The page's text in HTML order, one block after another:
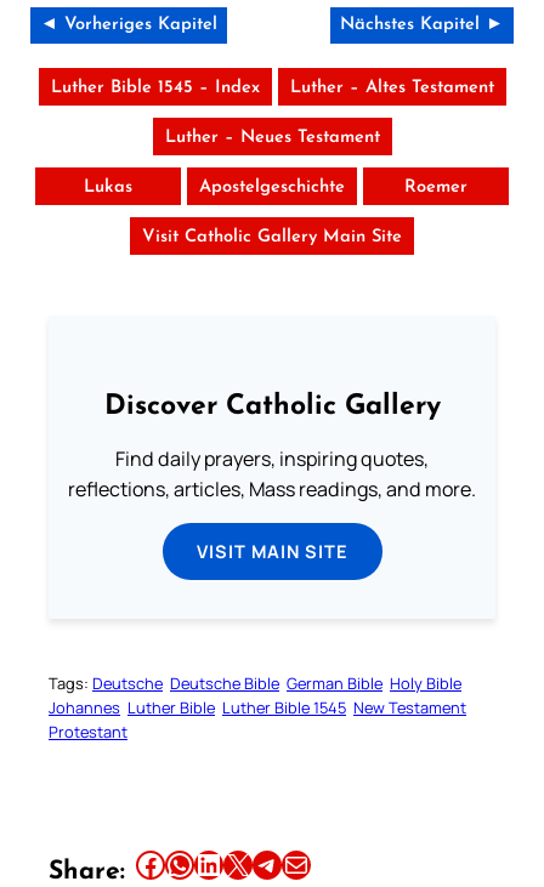
◄ Vorheriges Kapitel Nächstes Kapitel ►
Luther Bible 1545 – Index Luther – Altes Testament
Luther – Neues Testament
Lukas Apostelgeschichte Roemer
Visit Catholic Gallery Main Site
Discover Catholic Gallery
Find daily prayers, inspiring quotes,
reflections, articles, Mass readings, and more.
VISIT MAIN SITE
Tags: Deutsche Deutsche Bible German Bible Holy Bible
Johannes Luther Bible Luther Bible 1545 New Testament
Protestant
Share: Share this article on Facebook Share this article on WhatsApp Share this article on LinkedIn Share this article on X Share this article on TelegramEmail this Article